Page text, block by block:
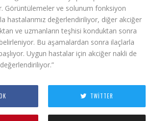
Görüntülemeler ve solunum fonksiyon
hastalarımız değerlendiriliyor, diğer akciğer
ve uzmanların teşhisi konduktan sonra
Bu aşamalardan sonra ilaçlarla
Uygun hastalar için akciğer nakli de
TWITTER